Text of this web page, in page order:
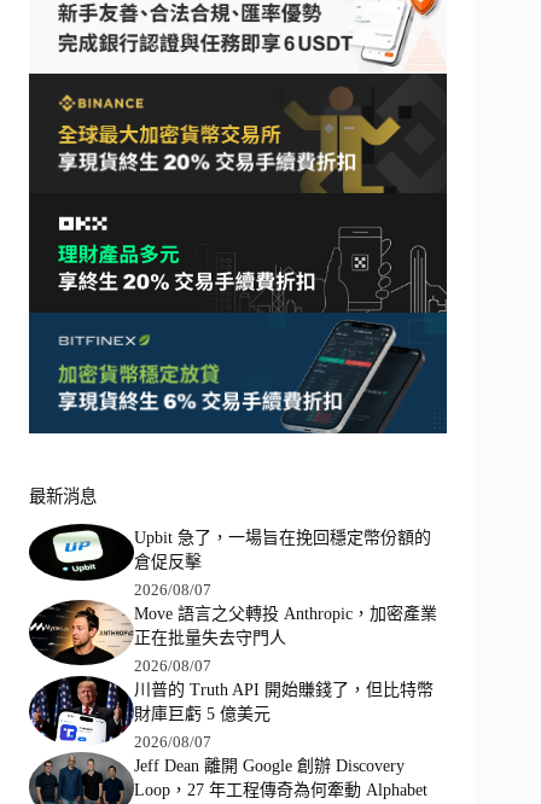
最新消息
Upbit 急了，一場旨在挽回穩定幣份額的
倉促反擊
2026/08/07
Move 語言之父轉投 Anthropic，加密產業
正在批量失去守門人
2026/08/07
川普的 Truth API 開始賺錢了，但比特幣
財庫巨虧 5 億美元
2026/08/07
Jeff Dean 離開 Google 創辦 Discovery
Loop，27 年工程傳奇為何牽動 Alphabet